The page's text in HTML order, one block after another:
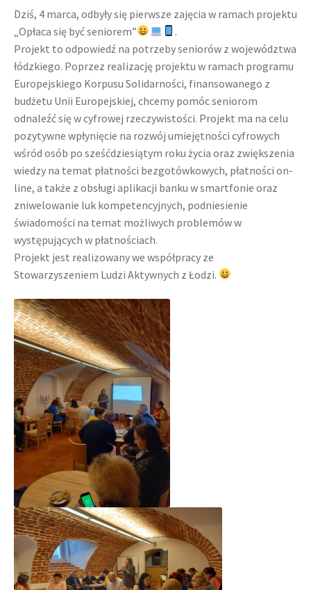
Projekty
Plany i sprawozdania
Informacja dla osób niepełnosprawnych
Deklaracja dostępności
Harmonogram zajęć
Poddębickie Centrum Wolontariatu
Poddębicki Uniwersytet III Wieku
Poddębickie Mażoretki DALIA
Plan Zajęć
Pałac
Kontakt
Dziś, 4 marca, odbyły się pierwsze zajęcia w ramach projektu
„Opłaca się być seniorem”
.
Projekt to odpowiedź na potrzeby seniorów z województwa
łódzkiego. Poprzez realizację projektu w ramach programu
Europejskiego Korpusu Solidarności, finansowanego z
budżetu Unii Europejskiej, chcemy pomóc seniorom
odnaleźć się w cyfrowej rzeczywistości. Projekt ma na celu
pozytywne wpłynięcie na rozwój umiejętności cyfrowych
wśród osób po sześćdziesiątym roku życia oraz zwiększenia
wiedzy na temat płatności bezgotówkowych, płatności on-
line, a także z obsługi aplikacji banku w smartfonie oraz
zniwelowanie luk kompetencyjnych, podniesienie
świadomości na temat możliwych problemów w
występujących w płatnościach.
Projekt jest realizowany we współpracy ze
Stowarzyszeniem Ludzi Aktywnych z Łodzi.